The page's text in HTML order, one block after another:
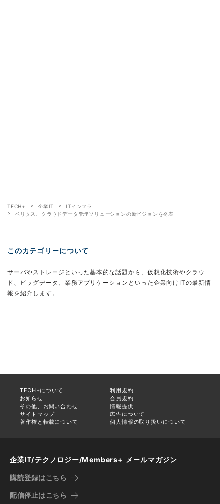
TECH+ 企業IT
ITインフラ
ベリタス、クラウドデータ管理ソリューションの新ビジョンを発表
このカテゴリーについて
サーバやストレージといった基本的な話題から、仮想化技術やクラウ
ド、ビッグデータ、業務アプリケーションといった企業向けITの最新情
報を紹介します。
TECH+について
利用規約
お知らせ
会員規約
その他、お問い合わせ
情報提供
サイトマップ
広告について
著作権と転載について
個人情報の取り扱いについて
企業IT/テクノロジー/Members+ メールマガジン
購読登録はこちら
配信停止はこちら